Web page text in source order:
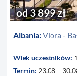
Albania:Vlora -
od 3 899 zł
Wiek uczestników:
Termin: 23.08 –